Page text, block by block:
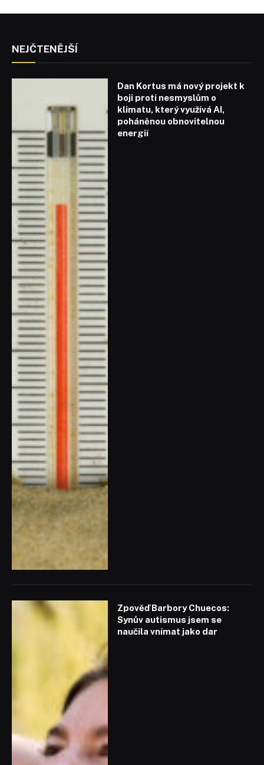
NEJČTENĚJŠÍ
Dan Kortus má nový projekt k
boji proti nesmyslům o
klimatu, který využívá AI,
poháněnou obnovitelnou
energií
Zpověď Barbory Chuecos:
Synův autismus jsem se
naučila vnímat jako dar